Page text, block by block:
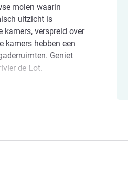
molen waarin
uitzicht is
kamers, verspreid over
kamers hebben een
Geniet
de Lot.
regio waar u de lokale